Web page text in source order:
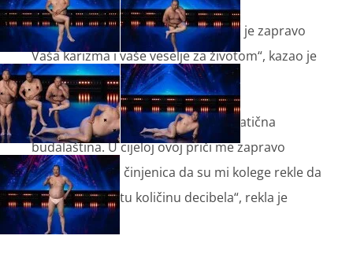
„Ono što mi se možda najviše sviđa je zapravo
Vaša karizma i vaše veselje za životom“, kazao je
Fabijan.
„To je jedna krajnje smiješna i simpatična
budalaština. U cijeloj ovoj priči me zapravo
najviše pogađa činjenica da su mi kolege rekle da
proizvodimo istu količinu decibela“, rekla je
Martina.